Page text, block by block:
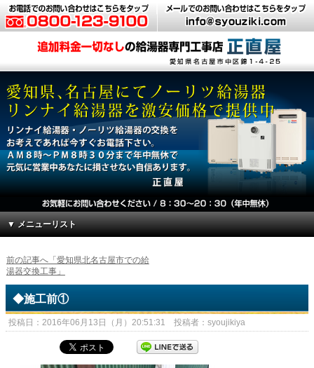
▼ メニューリスト
前の記事へ「愛知県北名古屋市での給
湯器交換工事」
◆施工前①
投稿日：2016年06月13日（月）20:51:31 投稿者：syoujikiya